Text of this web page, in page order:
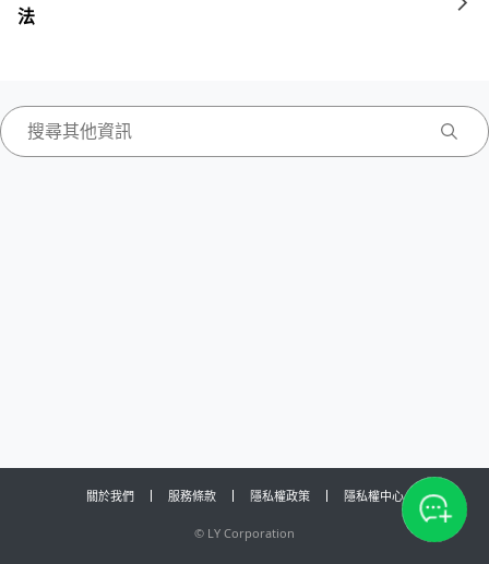
法
關於我們 服務條款 隱私權政策 隱私權中心
© LY Corporation